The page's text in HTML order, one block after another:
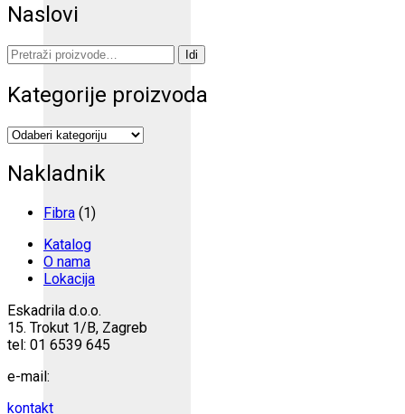
Naslovi
Pretraži: Idi
Kategorije proizvoda
Nakladnik
Fibra (1)
Katalog
O nama
Lokacija
Eskadrila d.o.o.
15. Trokut 1/B, Zagreb
tel: 01 6539 645
e-mail:
kontakt